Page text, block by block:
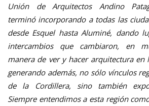
Unión de Arquitectos Andino
terminó incorporando a todas las
desde Esquel hasta Aluminé, dando
intercambios que cambiaron, en
manera de ver y hacer arquitectura en
generando además, no sólo vínculos
de la Cordillera, sino también
Siempre entendimos a esta región